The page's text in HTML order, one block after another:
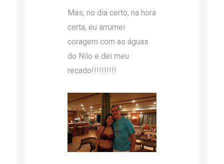
Mas, no dia certo, na hora
certa, eu arrumei
coragem com as águas
do Nilo e dei meu
recado!!!!!!!!!!